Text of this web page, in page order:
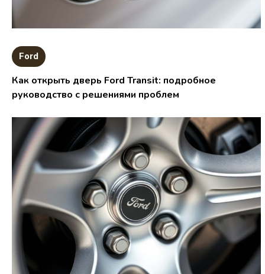
Ford
Как открыть дверь Ford Transit: подробное
руководство с решениями проблем